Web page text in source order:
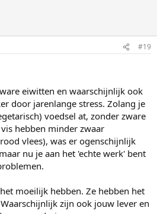
#19
eiwitten en waarschijnlijk ook
door jarenlange stress. Zolang je
voedsel at, zonder zware
hebben minder zwaar
vlees), was er ogenschijnlijk
nu je aan het 'echte werk' bent
moeilijk hebben. Ze hebben het
zijn ook jouw lever en